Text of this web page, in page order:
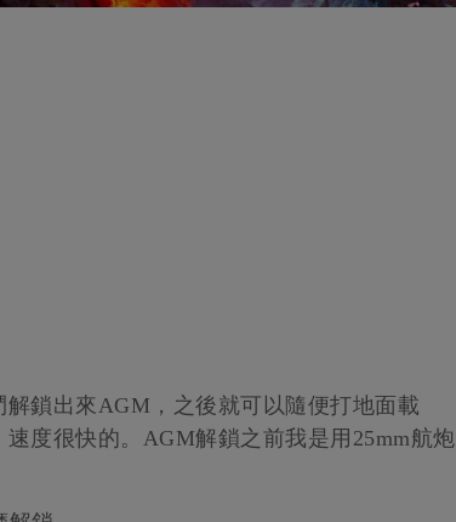
鎖出來AGM，之後就可以隨便打地面載
度很快的。AGM解鎖之前我是用25mm航炮